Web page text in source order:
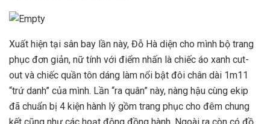
Xuất hiện tại sân bay lần này, Đỗ Hà diện cho mình bộ trang
phục đơn giản, nữ tính với điểm nhấn là chiếc áo xanh cut-
out và chiếc quần tôn dáng làm nổi bật đôi chân dài 1m11
“trứ danh” của mình. Lần “ra quân” này, nàng hậu cùng ekip
đã chuẩn bị 4 kiện hành lý gồm trang phục cho đêm chung